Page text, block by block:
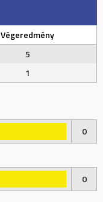
Végeredmény
5
1
0
0